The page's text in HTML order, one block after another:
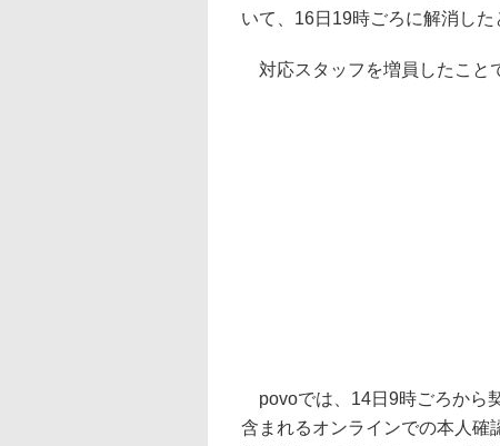
いて、16日19時ごろに解消した
対応スタッフを増員したこと
povoでは、14日9時ごろから
含まれるオンラインでの本人確